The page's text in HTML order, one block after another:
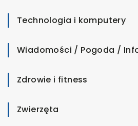
Technologia i komputery
Wiadomości / Pogoda /
Zdrowie i fitness
Zwierzęta